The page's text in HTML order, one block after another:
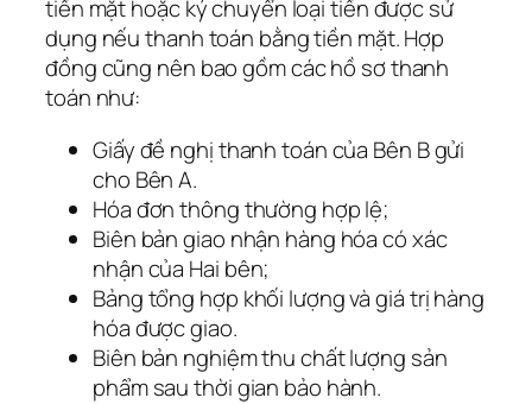
tiền mặt hoặc ký chuyển loại tiền được sử
dụng nếu thanh toán bằng tiền mặt. Hợp
đồng cũng nên bao gồm các hồ sơ thanh
toán như:
Giấy đề nghị thanh toán của Bên B gửi
cho Bên A.
Hóa đơn thông thường hợp lệ;
Biên bản giao nhận hàng hóa có xác
nhận của Hai bên;
Bảng tổng hợp khối lượng và giá trị hàng
hóa được giao.
Biên bản nghiệm thu chất lượng sản
phẩm sau thời gian bảo hành.